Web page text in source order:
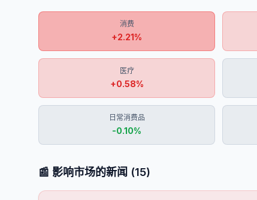
消费
+2.21%
医疗
+0.58%
日常消费品
-0.10%
📰 影响市场的新闻 (15)